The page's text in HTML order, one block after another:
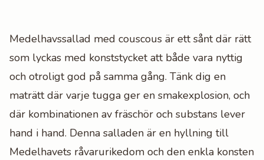
Medelhavssallad med couscous är ett sånt där rätt
som lyckas med konststycket att både vara nyttig
och otroligt god på samma gång. Tänk dig en
maträtt där varje tugga ger en smakexplosion, och
där kombinationen av fräschör och substans lever
hand i hand. Denna salladen är en hyllning till
Medelhavets råvarurikedom och den enkla konsten